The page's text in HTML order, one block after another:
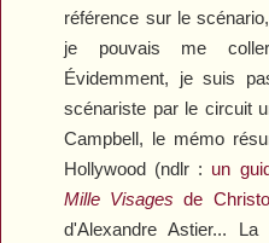
référence sur le
je pouvais me
Évidemment, je suis
scénariste par le circuit
Campbell, le mémo
Hollywood (ndlr : un
Mille Visages de
d'Alexandre Astier...